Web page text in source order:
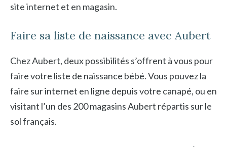
site internet et en magasin.
Faire sa liste de naissance avec Aubert
Chez Aubert, deux possibilités s’offrent à vous pour
faire votre liste de naissance bébé. Vous pouvez la
faire sur internet en ligne depuis votre canapé, ou en
visitant l’un des 200 magasins Aubert répartis sur le
sol français.